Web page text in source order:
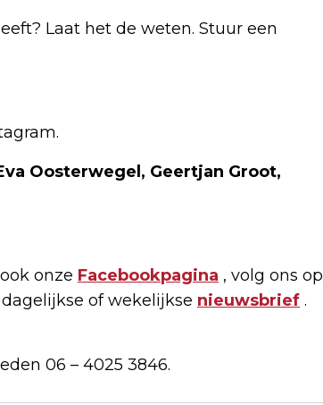
Laat het de weten. Stuur een
Oosterwegel, Geertjan Groot,
onze Facebookpagina , volg ons op
of wekelijkse nieuwsbrief .
06 – 4025 3846.